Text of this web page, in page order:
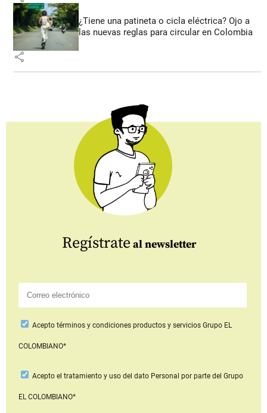
¿Tiene una patineta o cicla eléctrica? Ojo a
las nuevas reglas para circular en Colombia
share
Regístrate al newsletter
Aceptotérminos y condiciones productos y serviciosGrupo EL
COLOMBIANO*
Acepto el tratamiento y uso del dato Personal por parte del Grupo
EL COLOMBIANO*